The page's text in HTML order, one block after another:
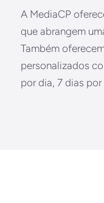
A MediaCP
que abrangem
Também
personalizados
por dia, 7 dias por